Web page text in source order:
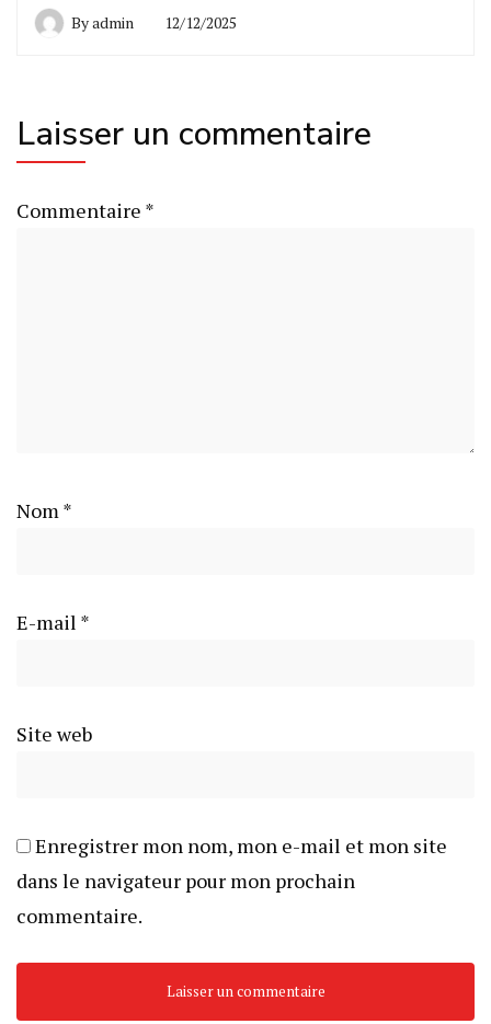
Byadmin 12/12/2025
Laisser un commentaire
Commentaire *
Nom *
E-mail *
Site web
Enregistrer mon nom, mon e-mail et mon site
dans le navigateur pour mon prochain
commentaire.